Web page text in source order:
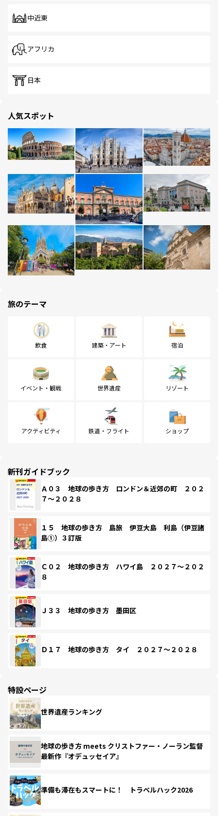
中近東
アフリカ
日本
人気スポット
旅のテーマ
飲食 建築・アート 宿泊
イベント・観戦 世界遺産 リゾート
アクティビティ 鉄道・フライト ショップ
新刊ガイドブック
Ａ０３ 地球の歩き方 ロンドン＆近郊の町 ２０２
７～２０２８
１５ 地球の歩き方 島旅 伊豆大島 利島（伊豆諸
島①）３訂版
Ｃ０２ 地球の歩き方 ハワイ島 ２０２７～２０２
８
Ｊ３３ 地球の歩き方 墨田区
Ｄ１７ 地球の歩き方 タイ ２０２７～２０２８
特設ページ
世界遺産ランキング
地球の歩き方 meets クリストファー・ノーラン監督
最新作『オデュッセイア』
準備も滞在もスマートに！ トラベルハック2026